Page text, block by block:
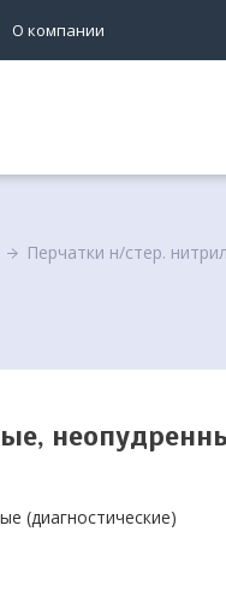
О компании
Перчатки н/стер.
(диагностические)